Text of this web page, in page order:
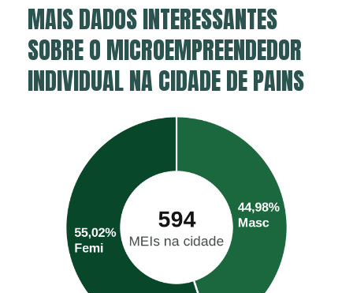
MAIS DADOS INTERESSANTES
SOBRE O MICROEMPREENDEDOR
INDIVIDUAL NA CIDADE DE PAINS